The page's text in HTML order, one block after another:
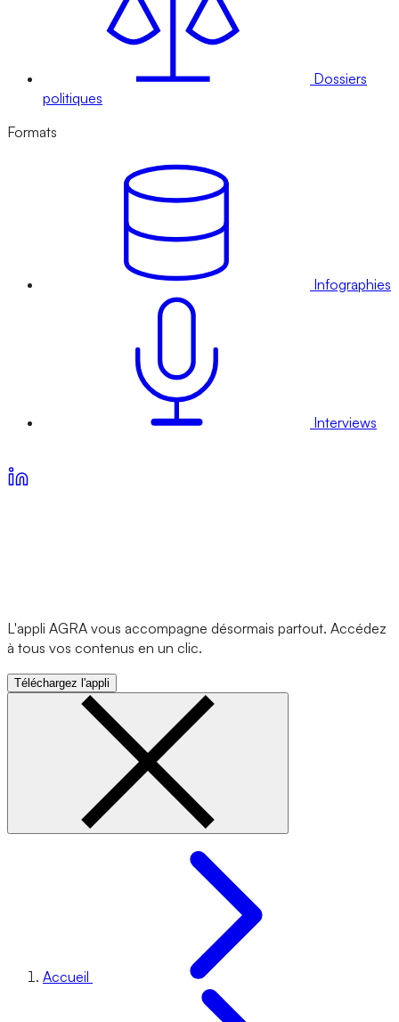
Dossiers
politiques
Formats
Infographies
Interviews
L'appli AGRA vous accompagne désormais partout. Accédez
à tous vos contenus en un clic.
Téléchargez l'appli
Accueil